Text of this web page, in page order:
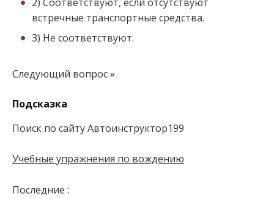
встречные транспортные средства.
3) Не соответствуют.
Следующий вопрос »
Подсказка
Поиск по сайту Автоинструктор199
Учебные упражнения по вождению
Последние :